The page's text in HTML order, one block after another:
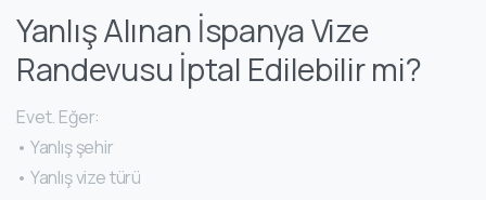
Yanlış Alınan İspanya Vize
Randevusu İptal Edilebilir mi?
Evet. Eğer:
• Yanlış şehir
• Yanlış vize türü